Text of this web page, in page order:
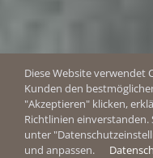
Diese Website verwendet
Kunden den
"Akzeptieren" klicken,
Richtlinien
unter
und anpassen.